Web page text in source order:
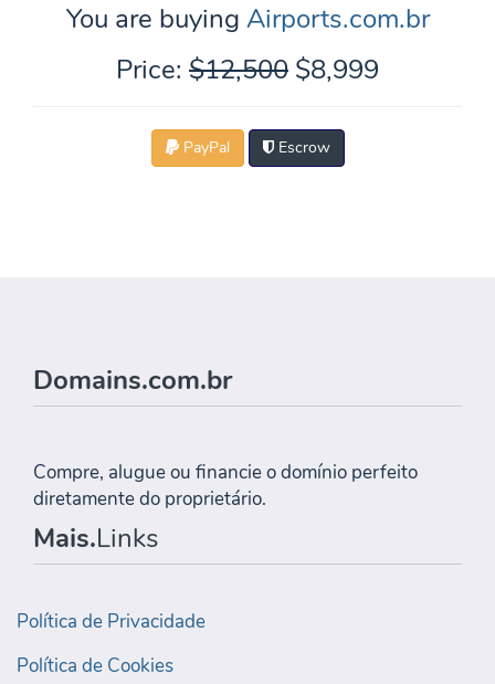
You are buying Airports.com.br
Price: $12,500 $8,999
PayPal Escrow
Domains.com.br
Compre, alugue ou financie o domínio perfeito
diretamente do proprietário.
Mais.Links
Política de Privacidade
Política de Cookies